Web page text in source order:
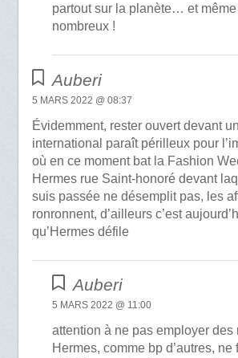
partout sur la planète… et
nombreux !
Auberi
5 MARS 2022 @ 08:37
Évidemment, rester ouvert devant
international paraît périlleux pour
où en ce moment bat la Fashion
Hermes rue Saint-honoré devant
suis passée ne désemplit pas, les
ronronnent, d’ailleurs c’est
qu’Hermes défile
Auberi
5 MARS 2022 @ 11:00
attention à ne pas employer des
Hermes, comme bp d’autres, ne